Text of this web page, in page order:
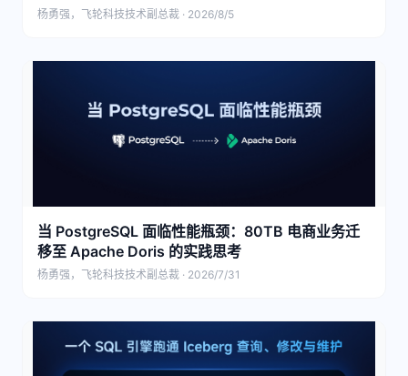
杨勇强，飞轮科技技术副总裁 · 2026/8/5
当 PostgreSQL 面临性能瓶颈：80TB 电商业务迁
移至 Apache Doris 的实践思考
杨勇强，飞轮科技技术副总裁 · 2026/7/31